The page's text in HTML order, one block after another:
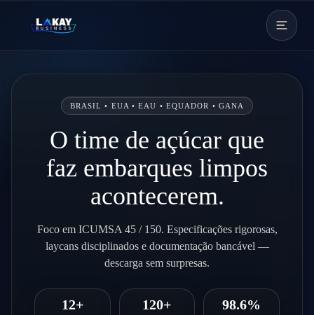
BRASIL • EUA • EAU • EQUADOR • GANA
O time de açúcar que
faz embarques limpos
acontecerem.
Foco em ICUMSA 45 / 150. Especificações rigorosas,
laycans disciplinados e documentação bancável —
descarga sem surpresas.
12+ 120+ 98.6%